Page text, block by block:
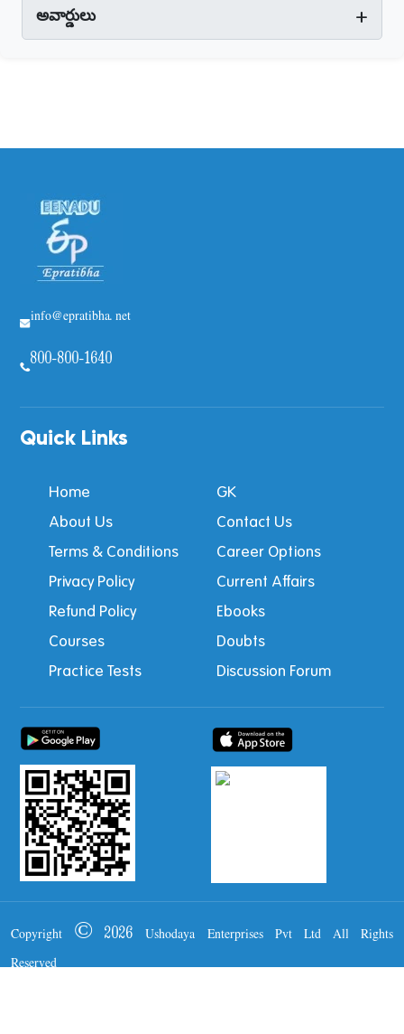
అవార్డులు +
info@epratibha.net
800-800-1640
Quick Links
Home
GK
About Us
Contact Us
Terms & Conditions
Career Options
Privacy Policy
Current Affairs
Refund Policy
Ebooks
Courses
Doubts
Practice Tests
Discussion Forum
Copyright © 2026 Ushodaya Enterprises Pvt Ltd All Rights
Reserved